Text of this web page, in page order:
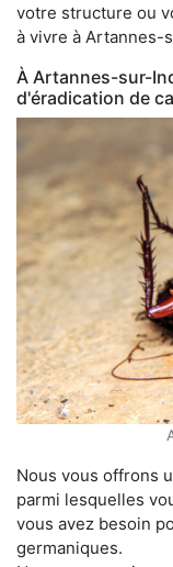
votre structure ou
à vivre à Artannes-
À Artannes-sur-
d'éradication de
Nous vous offrons
parmi lesquelles
vous avez besoin
germaniques.